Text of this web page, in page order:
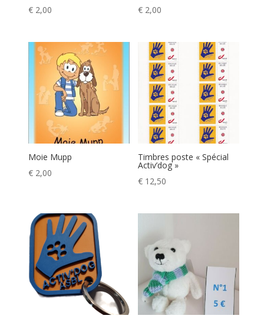
€2,00
€ 2,00
Moie Mupp
€2,00
Timbres poste « Spécial
Activ’dog »
€ 12,50